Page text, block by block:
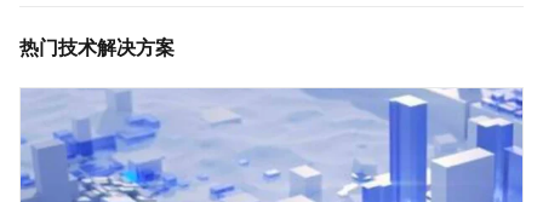
MediaBox音视频SDK计费项说明及购买方式
热门技术解决方案